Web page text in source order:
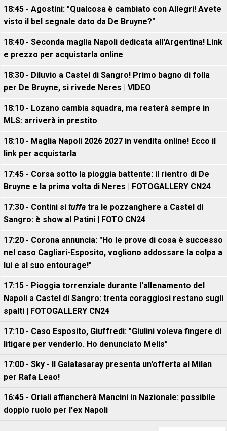
18:45 - Agostini: "Qualcosa è cambiato con Allegri! Avete
visto il bel segnale dato da De Bruyne?"
18:40 - Seconda maglia Napoli dedicata all'Argentina! Link
e prezzo per acquistarla online
18:30 - Diluvio a Castel di Sangro! Primo bagno di folla
per De Bruyne, si rivede Neres | VIDEO
18:10 - Lozano cambia squadra, ma resterà sempre in
MLS: arriverà in prestito
18:10 - Maglia Napoli 2026 2027 in vendita online! Ecco il
link per acquistarla
17:45 - Corsa sotto la pioggia battente: il rientro di De
Bruyne e la prima volta di Neres | FOTOGALLERY CN24
17:30 - Contini si tuffa tra le pozzanghere a Castel di
Sangro: è show al Patini | FOTO CN24
17:20 - Corona annuncia: "Ho le prove di cosa è successo
nel caso Cagliari-Esposito, vogliono addossare la colpa a
lui e al suo entourage!"
17:15 - Pioggia torrenziale durante l'allenamento del
Napoli a Castel di Sangro: trenta coraggiosi restano sugli
spalti | FOTOGALLERY CN24
17:10 - Caso Esposito, Giuffredi: "Giulini voleva fingere di
litigare per venderlo. Ho denunciato Melis"
17:00 - Sky - Il Galatasaray presenta un'offerta al Milan
per Rafa Leao!
16:45 - Oriali affiancherà Mancini in Nazionale: possibile
doppio ruolo per l'ex Napoli